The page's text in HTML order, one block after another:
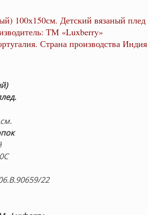
100х150см. Детский вязаный плед
ТМ «Luxberry»
Страна производства Индия
22